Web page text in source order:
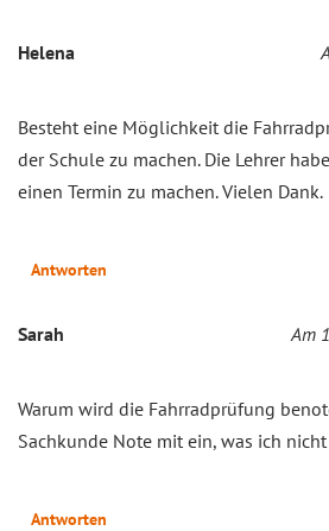
Helena
Besteht eine Möglichkeit die
der Schule zu machen. Die Lehrer
einen Termin zu machen. Vielen Dank.
Antworten
Sarah Am
Warum wird die Fahrradprüfung
Sachkunde Note mit ein, was ich
Antworten